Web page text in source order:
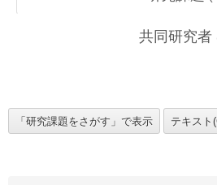
共同研究者